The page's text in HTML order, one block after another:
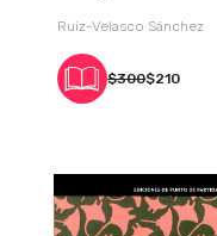
Ruiz-Velasco Sánchez
$300$210